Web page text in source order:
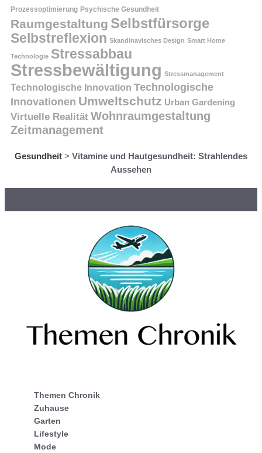
Prozessoptimierung Psychische Gesundheit
Raumgestaltung Selbstfürsorge
Selbstreflexion Skandinavisches Design Smart Home
Technologie Stressabbau
Stressbewältigung Stressmanagement
Technologische Innovation Technologische
Innovationen Umweltschutz Urban Gardening
Virtuelle Realität Wohnraumgestaltung
Zeitmanagement
Gesundheit > Vitamine und Hautgesundheit: Strahlendes
Aussehen
Themen Chronik
Zuhause
Garten
Lifestyle
Mode